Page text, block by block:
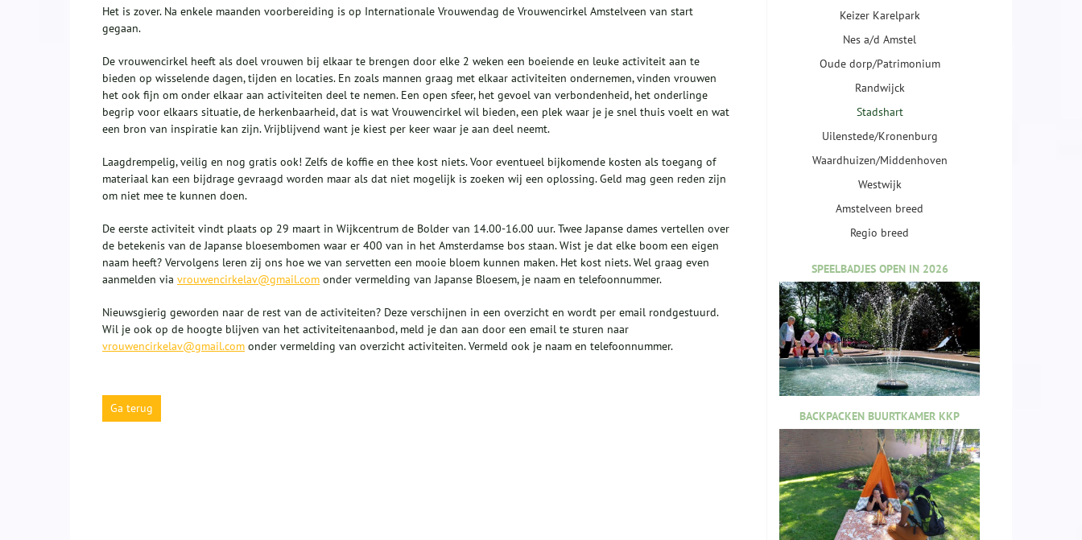
Het is zover. Na enkele maanden voorbereiding is op Internationale Vrouwendag de Vrouwencirkel Amstelveen van start
gegaan.
De vrouwencirkel heeft als doel vrouwen bij elkaar te brengen door elke 2 weken een boeiende en leuke activiteit aan te
bieden op wisselende dagen, tijden en locaties. En zoals mannen graag met elkaar activiteiten ondernemen, vinden vrouwen
het ook fijn om onder elkaar aan activiteiten deel te nemen. Een open sfeer, het gevoel van verbondenheid, het onderlinge
begrip voor elkaars situatie, de herkenbaarheid, dat is wat Vrouwencirkel wil bieden, een plek waar je je snel thuis voelt en wat
een bron van inspiratie kan zijn. Vrijblijvend want je kiest per keer waar je aan deel neemt.
Laagdrempelig, veilig en nog gratis ook! Zelfs de koffie en thee kost niets. Voor eventueel bijkomende kosten als toegang of
materiaal kan een bijdrage gevraagd worden maar als dat niet mogelijk is zoeken wij een oplossing. Geld mag geen reden zijn
om niet mee te kunnen doen.
De eerste activiteit vindt plaats op 29 maart in Wijkcentrum de Bolder van 14.00-16.00 uur. Twee Japanse dames vertellen over
de betekenis van de Japanse bloesembomen waar er 400 van in het Amsterdamse bos staan. Wist je dat elke boom een eigen
naam heeft? Vervolgens leren zij ons hoe we van servetten een mooie bloem kunnen maken. Het kost niets. Wel graag even
aanmelden via vrouwencirkelav@gmail.com onder vermelding van Japanse Bloesem, je naam en telefoonnummer.
Nieuwsgierig geworden naar de rest van de activiteiten? Deze verschijnen in een overzicht en wordt per email rondgestuurd.
Wil je ook op de hoogte blijven van het activiteitenaanbod, meld je dan aan door een email te sturen naar
vrouwencirkelav@gmail.com onder vermelding van overzicht activiteiten. Vermeld ook je naam en telefoonnummer.
Ga terug
Keizer Karelpark
Nes a/d Amstel
Oude dorp/Patrimonium
Randwijck
Stadshart
Uilenstede/Kronenburg
Waardhuizen/Middenhoven
Westwijk
Amstelveen breed
Regio breed
SPEELBADJES OPEN IN 2026
BACKPACKEN BUURTKAMER KKP